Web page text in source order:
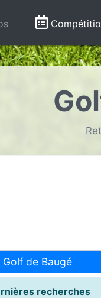
de Baugé
recherches